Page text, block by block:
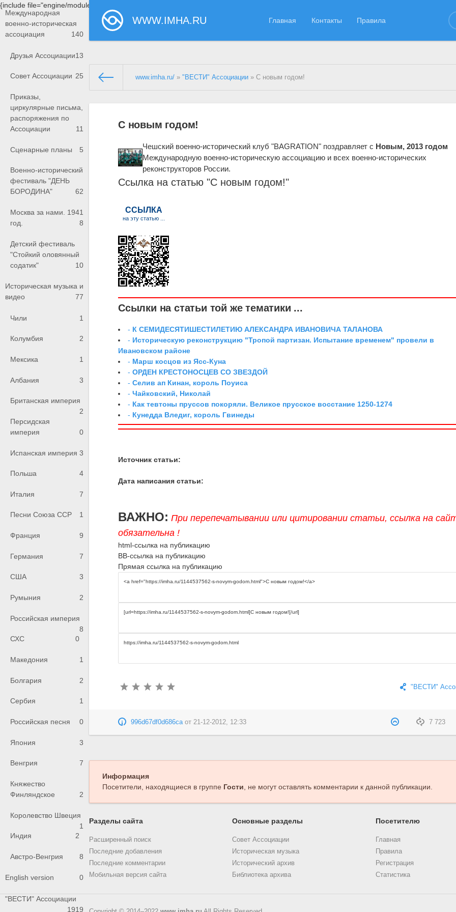
{include file="engine/modules/saperu/head.php"}
WWW.IMHA.RU Главная Контакты Правила
Международная
военно-историческая
ассоциация
140
Друзья Ассоциации13
Совет Ассоциации 25
Приказы,
циркулярные письма,
распоряжения по
Ассоциации
11
Сценарные планы 5
Военно-исторический
фестиваль "ДЕНЬ
БОРОДИНА"
62
Москва за нами. 1941
год.
8
Детский фестиваль
"Стойкий оловянный
содатик"
10
Историческая музыка и
видео
77
Чили 1
Колумбия 2
Мексика 1
Албания 3
Британская империя
2
Персидская
империя
0
Испанская империя 3
Польша 4
Италия 7
Песни Союза ССР 1
Франция 9
Германия 7
США 3
Румыния 2
Российская империя
8
СХС
0
Македония 1
Болгария 2
Сербия 1
Российская песня 0
Япония 3
Венгрия 7
Княжество
Финляндское
2
Королевство Швеция
1
Индия
2
Австро-Венгрия 8
English version 0
"ВЕСТИ" Ассоциации
1919
www.imha.ru/ »"ВЕСТИ" Ассоциации » С новым годом!
С новым годом!
Чешский военно-исторический клуб "BAGRATION" поздравляет с Новым, 2013 годом
Международную военно-историческую ассоциацию и всех военно-исторических
реконструкторов России.
Ссылка на статью "С новым годом!"
Ссылки на статьи той же тематики ...
- К СЕМИДЕСЯТИШЕСТИЛЕТИЮ АЛЕКСАНДРА ИВАНОВИЧА ТАЛАНОВА
- Историческую реконструкцию "Тропой партизан. Испытание временем" провели в
Ивановском районе
- Марш косцов из Ясс-Куна
-ОРДЕН КРЕСТОНОСЦЕВ СО ЗВЕЗДОЙ
-Селив ап Кинан, король Поуиса
-Чайковский, Николай
- Как тевтоны пруссов покоряли. Великое прусское восстание 1250-1274
- Кунедда Вледиг, король Гвинеды
Источник статьи:
Дата написания статьи:
ВАЖНО: При перепечатывании или цитировании статьи, ссылка на
обязательна !
html-ссылка на публикацию
BB-ссылка на публикацию
Прямая ссылка на публикацию
"ВЕСТИ"
7 723
996d67df0d686caот21-12-2012, 12:33
Информация
Посетители, находящиеся в группе Гости, не могут оставлять комментарии к данной публикации.
Разделы сайта
Расширенный поиск
Последние добавления
Последние комментарии
Мобильная версия сайта
Основные разделы
Совет Ассоциации
Историческая музыка
Исторический архив
Библиотека архива
Посетителю
Главная
Правила
Регистрация
Статистика